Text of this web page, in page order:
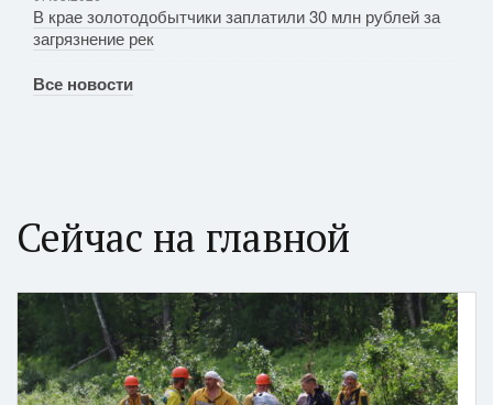
В крае золотодобытчики заплатили 30 млн рублей за
загрязнение рек
Все новости
Сейчас на главной